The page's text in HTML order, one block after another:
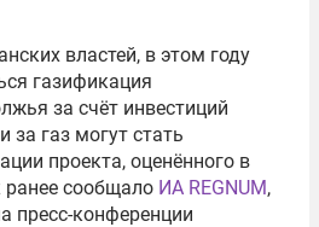
властей, в этом году
газификация
за счёт инвестиций
за газ могут стать
проекта, оценённого в
сообщало ИА REGNUM,
пресс-конференции